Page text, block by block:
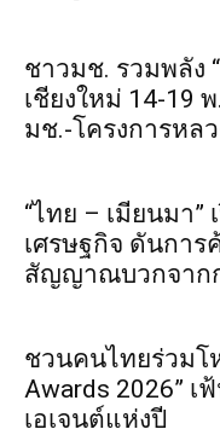
ชาวมช. รวมพลัง
เชียงใหม่ 14-19
มช.-โครงการหล
“ไทย – เมียนมา
เศรษฐกิจ ดันกา
สัญญาณบวกจาก
ชวนคนไทยร่วมโห
Awards 2026”
เอเจนต์แห่งปี